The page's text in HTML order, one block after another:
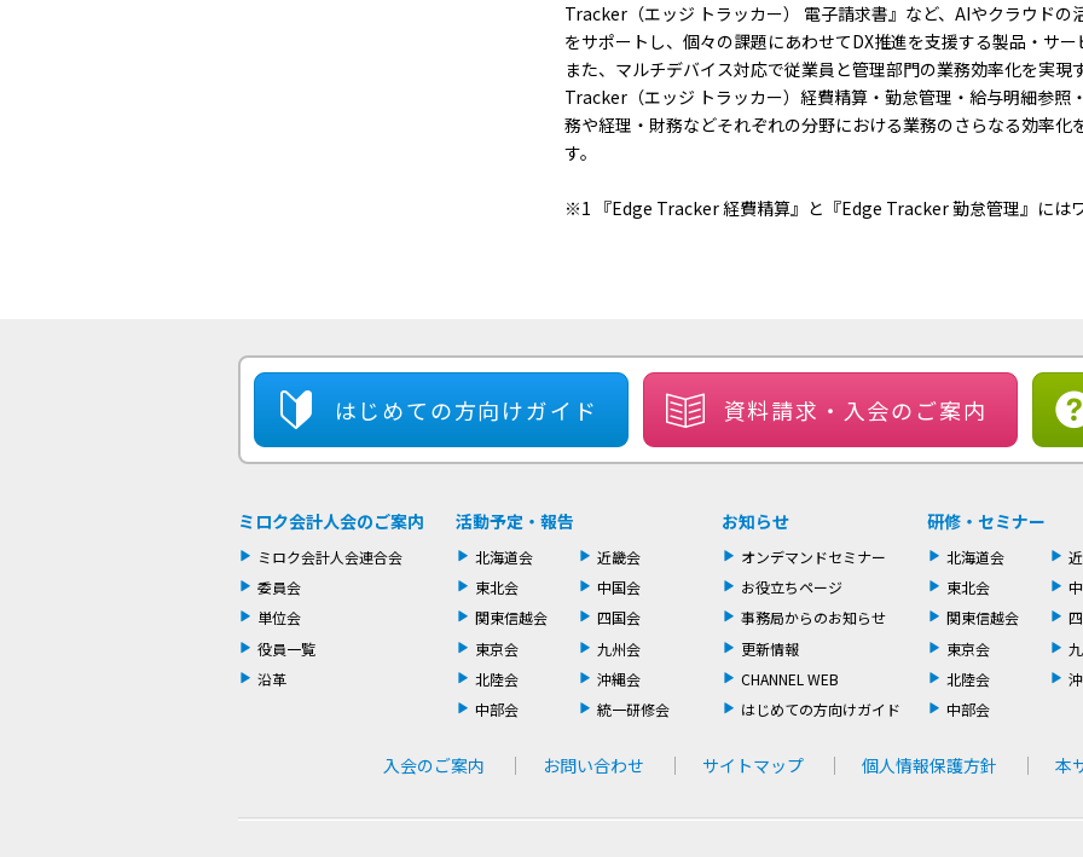
Tracker（エッジ トラッカー） 電子請求書』など、AIやクラウド
をサポートし、個々の課題にあわせてDX推進を支援する製品・サー
また、マルチデバイス対応で従業員と管理部門の業務効率化を実現
Tracker（エッジ トラッカー）経費精算・勤怠管理・給与明細参
務や経理・財務などそれぞれの分野における業務のさらなる効率化
す。
※1 『Edge Tracker 経費精算』と『Edge Tracker 勤怠管理』には
はじめての方向けガイド 資料請求・ 入会のご案内
ミロク会計人会のご案内
ミロク会計人会連合会
委員会
単位会
役員一覧
沿革
活動予定・報告
北海道会
東北会
関東信越会
東京会
北陸会
中部会
近畿会
中国会
四国会
九州会
沖縄会
統一研修会
お知らせ
オンデマンドセミナー
お役立ちページ
事務局からのお知らせ
更新情報
CHANNEL WEB
はじめての方向けガイド
研修・セミナー
北海道会
東北会
関東信越会
東京会
北陸会
中部会
入会のご案内 お問い合わせ サイトマップ 個人情報保護方針 本